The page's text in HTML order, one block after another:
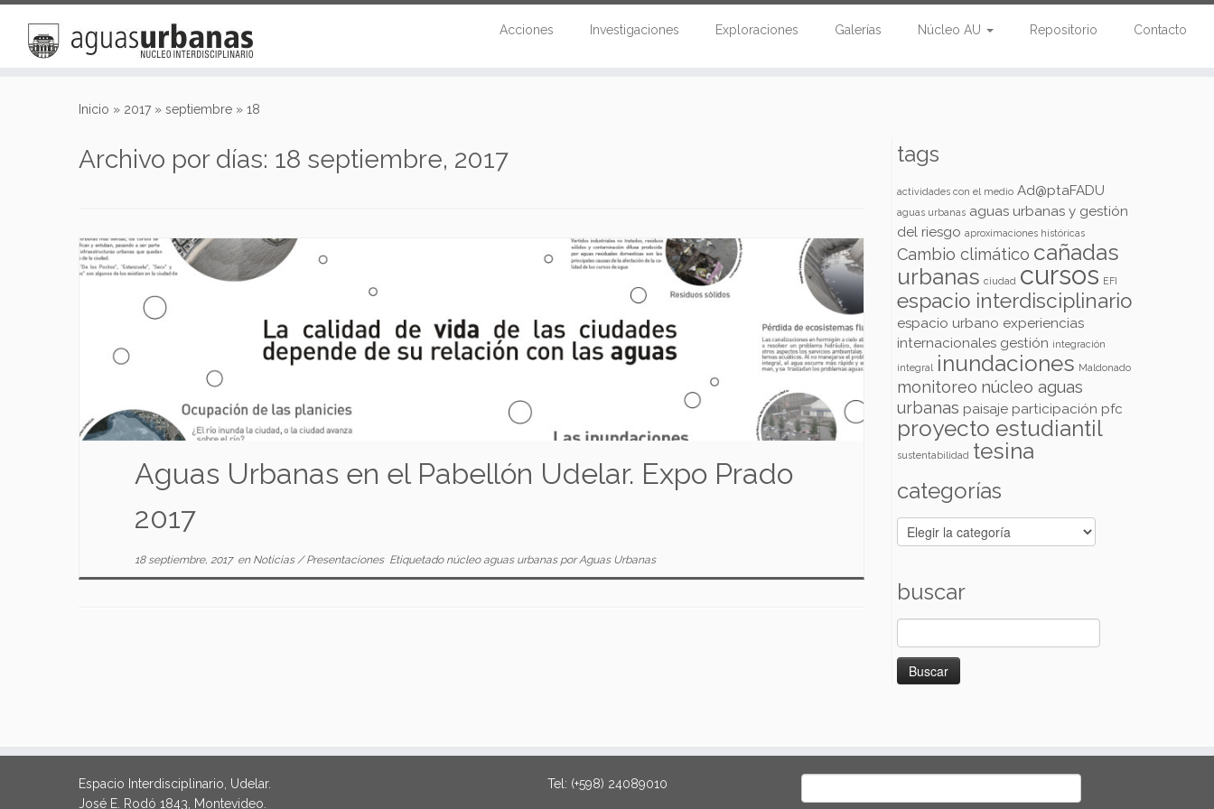
Acciones Investigaciones Exploraciones Galerías Núcleo AU Repositorio Contacto
Inicio » 2017 » septiembre » 18
Archivo por días: 18 septiembre, 2017
Aguas Urbanas en el Pabellón Udelar. Expo Prado
2017
18 septiembre, 2017en Noticias/Presentaciones Etiquetado núcleo aguas urbanas porAguas Urbanas
tags
actividades con el medio Ad@ptaFADU
aguas urbanas aguas urbanas y gestión
del riesgo aproximaciones históricas
Cambio climático cañadas
urbanas ciudad cursos EFI
espacio interdisciplinario
espacio urbano experiencias
internacionales gestión integración
integral inundaciones Maldonado
monitoreo núcleo aguas
urbanas paisaje participación pfc
proyecto estudiantil
sustentabilidad tesina
categorías
categorías
buscar
Espacio Interdisciplinario, Udelar.
José E. Rodó 1843, Montevideo.
Tel: (+598) 24089010